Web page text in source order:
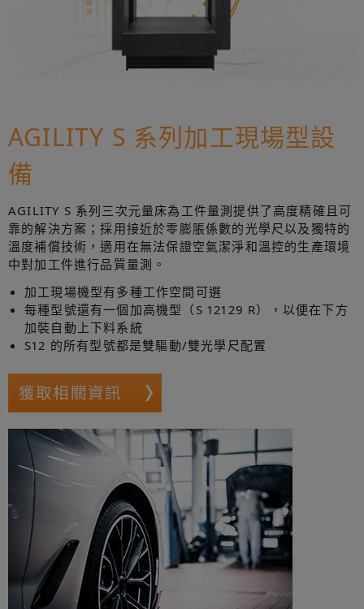
AGILITY S 系列加工現場型設
備
AGILITY S 系列三次元量床為工件量測提供了高度精確且可
靠的解決方案；採用接近於零膨脹係數的光學尺以及獨特的
溫度補償技術，適用在無法保證空氣潔淨和溫控的生產環境
中對加工件進行品質量測。
加工現場機型有多種工作空間可選
每種型號還有一個加高機型（S 12129 R），以便在下方
加裝自動上下料系統
S12 的所有型號都是雙驅動/雙光學尺配置
獲取相關資訊